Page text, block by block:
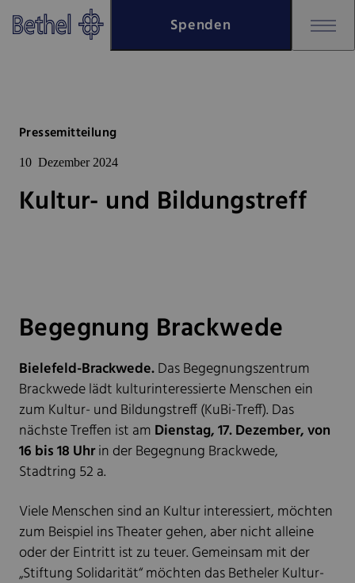
Zum Hauptinhalt springen
Zur Fußzeile springen
Spenden
Pressemitteilung
10 Dezember 2024
Kultur- und Bildungstreff
Begegnung Brackwede
Bielefeld-Brackwede.Das Begegnungszentrum
Brackwede lädt kulturinteressierte Menschen ein
zum Kultur- und Bildungstreff (KuBi-Treff). Das
nächste Treffen ist am Dienstag, 17. Dezember, von
16 bis 18 Uhrin der Begegnung Brackwede,
Stadtring 52 a.
Viele Menschen sind an Kultur interessiert, möchten
zum Beispiel ins Theater gehen, aber nicht alleine
oder der Eintritt ist zu teuer. Gemeinsam mit der
„Stiftung Solidarität“ möchten das Betheler Kultur-